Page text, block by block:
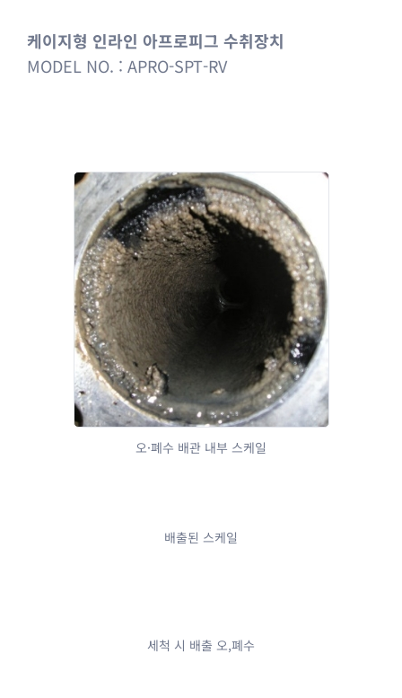
케이지형 인라인 아프로피그 수취장치
MODEL NO. : APRO-SPT-RV
오·폐수 배관 내부 스케일
배출된 스케일
세척 시 배출 오,폐수